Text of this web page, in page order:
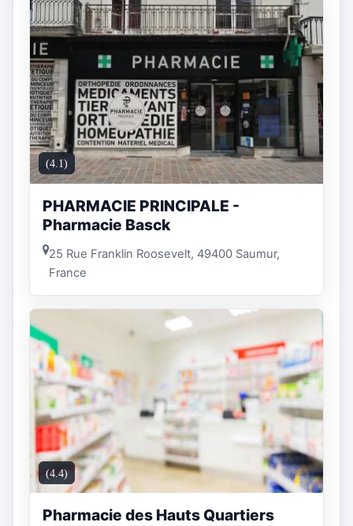
(4.1)
PHARMACIE PRINCIPALE -
Pharmacie Basck
25 Rue Franklin Roosevelt, 49400 Saumur,
France
(4.4)
Pharmacie des Hauts Quartiers